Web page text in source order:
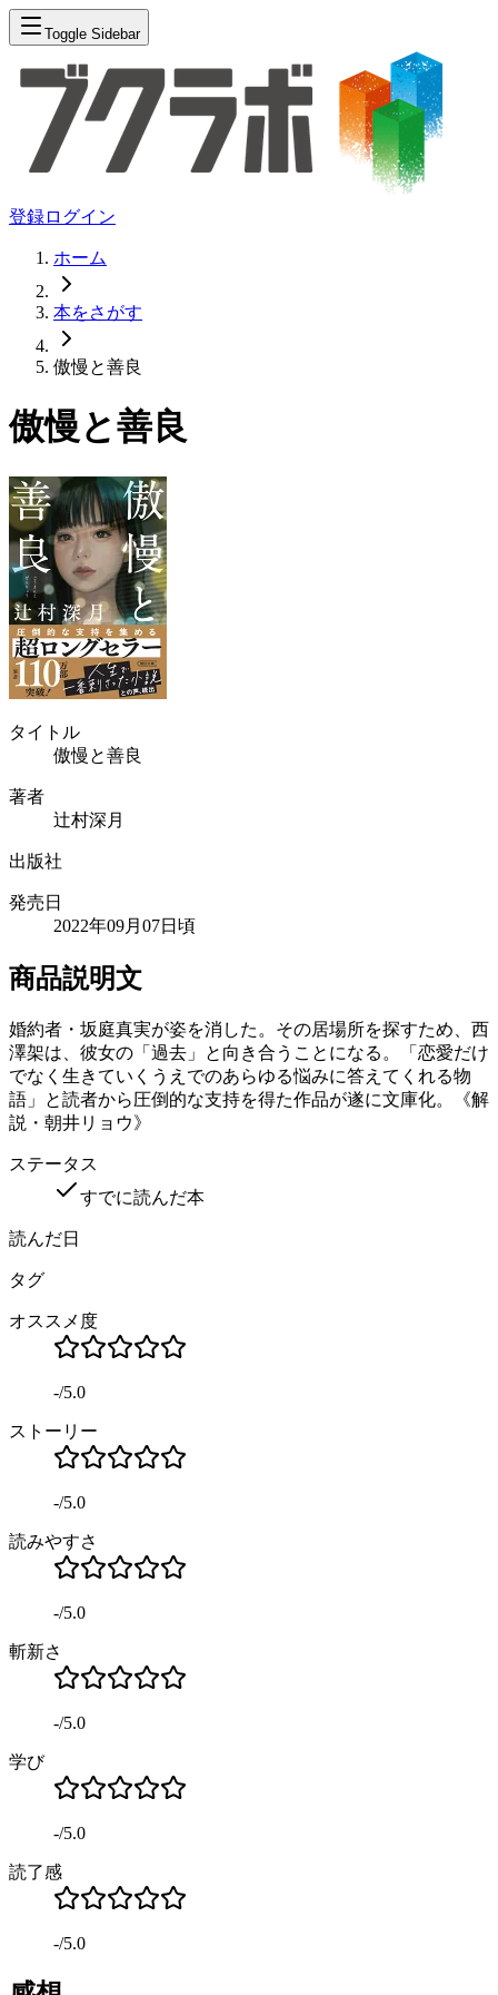
Toggle Sidebar
登録ログイン
ホーム
本をさがす
傲慢と善良
傲慢と善良
タイトル
傲慢と善良
著者
辻村深月
出版社
発売日
2022年09月07日頃
商品説明文
婚約者・坂庭真実が姿を消した。その居場所を探すため、西
澤架は、彼女の「過去」と向き合うことになる。「恋愛だけ
でなく生きていくうえでのあらゆる悩みに答えてくれる物
語」と読者から圧倒的な支持を得た作品が遂に文庫化。《解
説・朝井リョウ》
ステータス
すでに読んだ本
読んだ日
タグ
オススメ度
-/5.0
ストーリー
-/5.0
読みやすさ
-/5.0
斬新さ
-/5.0
学び
-/5.0
読了感
-/5.0